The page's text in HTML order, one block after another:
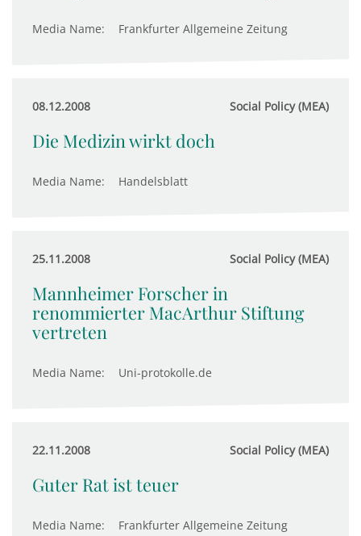
Media Name: Frankfurter Allgemeine Zeitung
08.12.2008 Social Policy (MEA)
Die Medizin wirkt doch
Media Name: Handelsblatt
25.11.2008 Social Policy (MEA)
Mannheimer Forscher in
renommierter MacArthur Stiftung
vertreten
Media Name: Uni-protokolle.de
22.11.2008 Social Policy (MEA)
Guter Rat ist teuer
Media Name: Frankfurter Allgemeine Zeitung